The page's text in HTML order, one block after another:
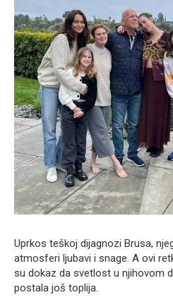
Uprkos teškoj dijagnozi Brusa,
atmosferi ljubavi i snage. A ovi
su dokaz da svetlost u njihovom
postala još toplija.